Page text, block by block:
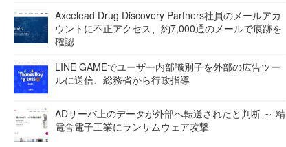
Axcelead Drug Discovery Partners社員のメールアカ
ウントに不正アクセス、約7,000通のメールで痕跡を
確認
LINE GAMEでユーザー内部識別子を外部の広告ツー
ルに送信、総務省から行政指導
ADサーバ上のデータが外部へ転送されたと判断 ～ 精
電舎電子工業にランサムウェア攻撃